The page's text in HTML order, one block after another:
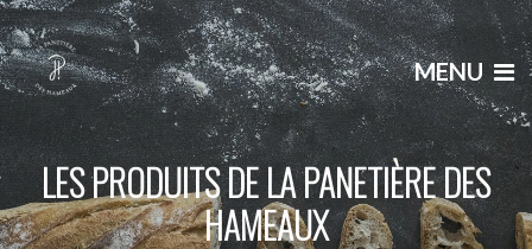
MENU
LES PRODUITS DE LA PANETIÈRE DES
HAMEAUX